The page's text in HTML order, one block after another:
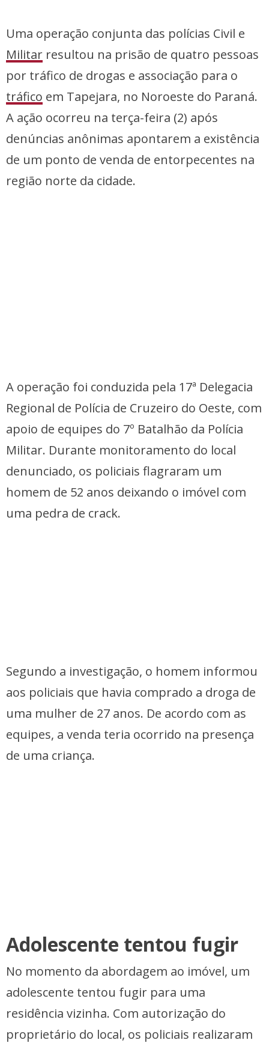
Uma operação conjunta das polícias Civil e
Militar resultou na prisão de quatro pessoas
por tráfico de drogas e associação para o
tráfico em Tapejara, no Noroeste do Paraná.
A ação ocorreu na terça-feira (2) após
denúncias anônimas apontarem a existência
de um ponto de venda de entorpecentes na
região norte da cidade.
A operação foi conduzida pela 17ª Delegacia
Regional de Polícia de Cruzeiro do Oeste, com
apoio de equipes do 7º Batalhão da Polícia
Militar. Durante monitoramento do local
denunciado, os policiais flagraram um
homem de 52 anos deixando o imóvel com
uma pedra de crack.
Segundo a investigação, o homem informou
aos policiais que havia comprado a droga de
uma mulher de 27 anos. De acordo com as
equipes, a venda teria ocorrido na presença
de uma criança.
Adolescente tentou fugir
No momento da abordagem ao imóvel, um
adolescente tentou fugir para uma
residência vizinha. Com autorização do
proprietário do local, os policiais realizaram